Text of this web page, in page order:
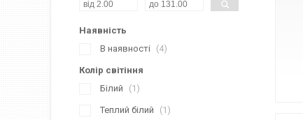
Наявність
В наявності
4
Колір світіння
Білий
1
Теплий білий 1